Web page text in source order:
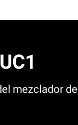
mezclador de